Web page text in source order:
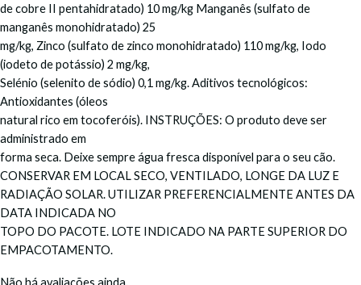
de cobre II pentahidratado) 10 mg/kg Manganês (sulfato de
manganês monohidratado) 25
mg/kg, Zinco (sulfato de zinco monohidratado) 110 mg/kg, Iodo
(iodeto de potássio) 2 mg/kg,
Selénio (selenito de sódio) 0,1 mg/kg. Aditivos tecnológicos:
Antioxidantes (óleos
natural rico em tocoferóis). INSTRUÇÕES: O produto deve ser
administrado em
forma seca. Deixe sempre água fresca disponível para o seu cão.
CONSERVAR EM LOCAL SECO, VENTILADO, LONGE DA LUZ E
RADIAÇÃO SOLAR. UTILIZAR PREFERENCIALMENTE ANTES DA
DATA INDICADA NO
TOPO DO PACOTE. LOTE INDICADO NA PARTE SUPERIOR DO
EMPACOTAMENTO.